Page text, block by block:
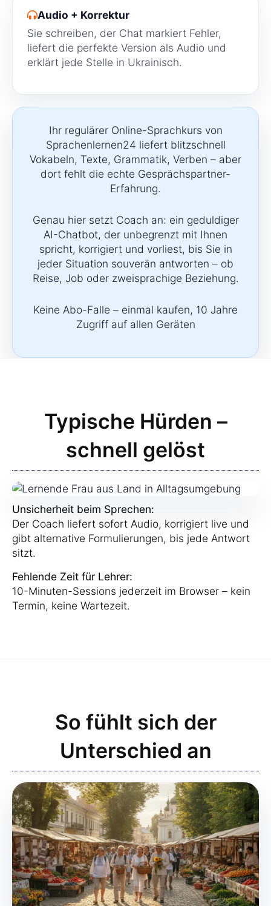
Audio + Korrektur
Sie schreiben, der Chat markiert Fehler,
liefert die perfekte Version als Audio und
erklärt jede Stelle in Ukrainisch.
Ihr regulärer Online-Sprachkurs von
Sprachenlernen24 liefert blitzschnell
Vokabeln, Texte, Grammatik, Verben – aber
dort fehlt die echte Gesprächspartner-
Erfahrung.
Genau hier setzt Coach an: ein geduldiger
AI-Chatbot, der unbegrenzt mit Ihnen
spricht, korrigiert und vorliest, bis Sie in
jeder Situation souverän antworten – ob
Reise, Job oder zweisprachige Beziehung.
Keine Abo-Falle – einmal kaufen, 10 Jahre
Zugriff auf allen Geräten
Typische Hürden –
schnell gelöst
Unsicherheit beim Sprechen:
Der Coach liefert sofort Audio, korrigiert live und
gibt alternative Formulierungen, bis jede Antwort
sitzt.
Fehlende Zeit für Lehrer:
10-Minuten-Sessions jederzeit im Browser – kein
Termin, keine Wartezeit.
So fühlt sich der
Unterschied an